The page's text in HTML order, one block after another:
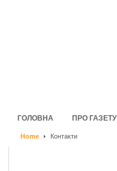
ГОЛОВНА ПРО ГАЗЕТУ
Home Контакти